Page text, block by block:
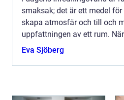
smaksak; det är ett medel
skapa atmosfär och till och
uppfattningen av ett rum.
välja rät...
Eva Sjöberg